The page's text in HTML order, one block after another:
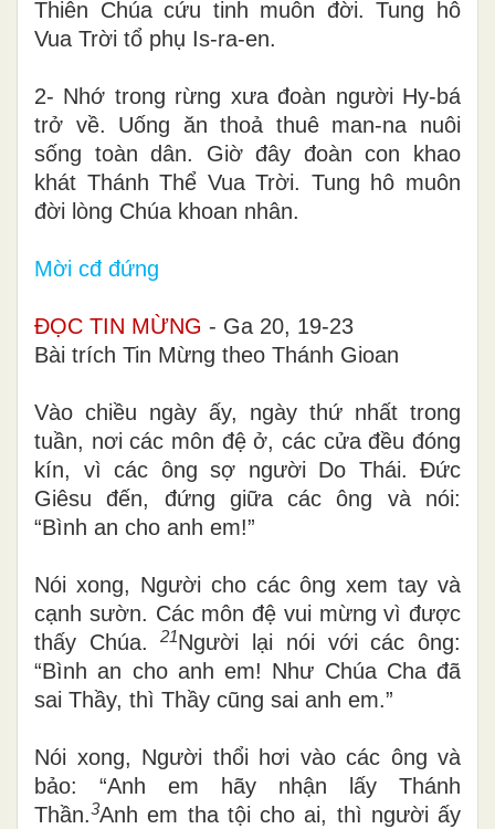
Thiên Chúa cứu tinh muôn đời. Tung hô
Vua Trời tổ phụ Is-ra-en.
2- Nhớ trong rừng xưa đoàn người Hy-bá
trở về. Uống ăn thoả thuê man-na nuôi
sống toàn dân. Giờ đây đoàn con khao
khát Thánh Thể Vua Trời. Tung hô muôn
đời lòng Chúa khoan nhân.
Mời cđ đứng
ĐỌC TIN MỪNG - Ga 20, 19-23
Bài trích Tin Mừng theo Thánh Gioan
Vào chiều ngày ấy, ngày thứ nhất trong
tuần, nơi các môn đệ ở, các cửa đều đóng
kín, vì các ông sợ người Do Thái. Đức
Giêsu đến, đứng giữa các ông và nói:
“Bình an cho anh em!”
Nói xong, Người cho các ông xem tay và
cạnh sườn. Các môn đệ vui mừng vì được
thấy Chúa.21Người lại nói với các ông:
“Bình an cho anh em! Như Chúa Cha đã
sai Thầy, thì Thầy cũng sai anh em.”
Nói xong, Người thổi hơi vào các ông và
bảo: “Anh em hãy nhận lấy Thánh
Thần.3Anh em tha tội cho ai, thì người ấy